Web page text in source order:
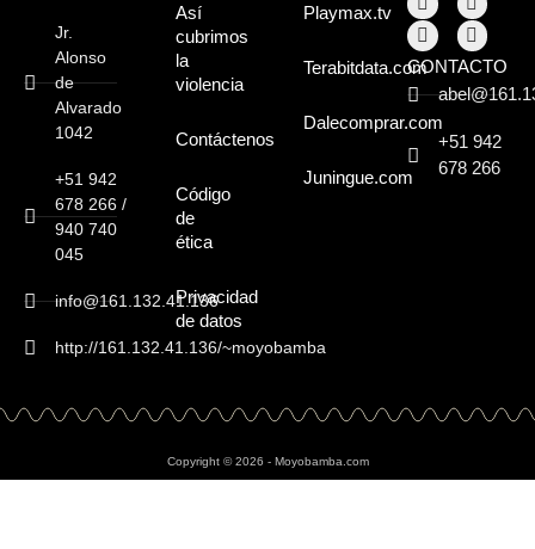
Jr.
Alonso
de
Alvarado
1042
+51 942
678 266 /
940 740
045
info@161.132.41.136
http://161.132.41.136/~moyobamba
Así
cubrimos
la
violencia
Contáctenos
Código
de
ética
Privacidad
de datos
Playmax.tv
Terabitdata.com
Dalecomprar.com
Juningue.com
CONTACTO
+51 942
678 266
Copyright © 2026 - Moyobamba.com